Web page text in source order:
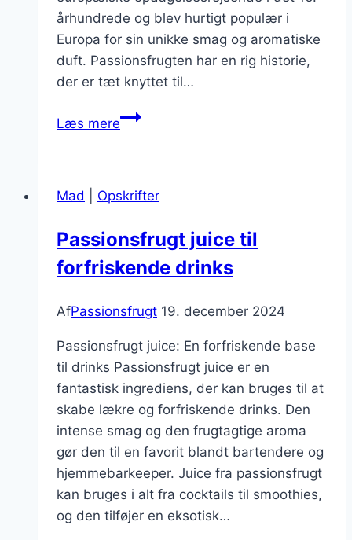
århundrede og blev hurtigt populær i
Europa for sin unikke smag og aromatiske
duft. Passionsfrugten har en rig historie,
der er tæt knyttet til…
Læs merePassionsfrugt
søde
Mad Opskrifter
Passionsfrugt juice til
forfriskende drinks
AfPassionsfrugt 19. december 2024
Passionsfrugt juice: En forfriskende base
til drinks Passionsfrugt juice er en
fantastisk ingrediens, der kan bruges til at
skabe lækre og forfriskende drinks. Den
intense smag og den frugtagtige aroma
gør den til en favorit blandt bartendere og
hjemmebarkeeper. Juice fra passionsfrugt
kan bruges i alt fra cocktails til smoothies,
og den tilføjer en eksotisk…